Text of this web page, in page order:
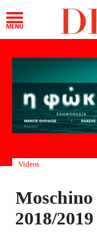
Videos
2018/2019